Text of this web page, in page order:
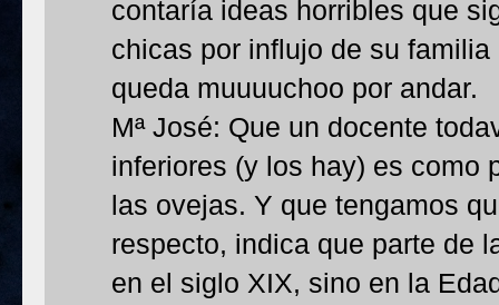
contaría ideas horribles que
chicas por influjo de su
queda muuuuchoo por andar.
Mª José: Que un docente
inferiores (y los hay) es como
las ovejas. Y que tengamos
respecto, indica que parte de
en el siglo XIX, sino en la